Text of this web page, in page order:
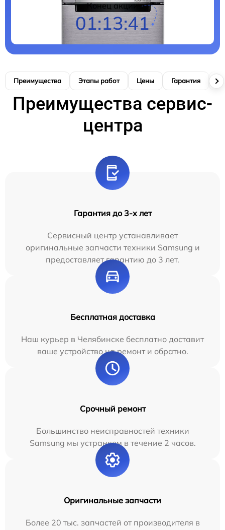
Конец акции
01:13:40
Преимущества Этапы работ Цены Гарантия
Преимущества сервис-
центра
Гарантия до 3-х лет
Сервисный центр устанавливает
оригинальные запчасти техники Samsung и
предоставляет гарантию до 3 лет.
Бесплатная доставка
Наш курьер в Челябинске бесплатно доставит
ваше устройство на ремонт и обратно.
Срочный ремонт
Большинство неисправностей техники
Samsung мы устраняем в течение 2 часов.
Оригинальные запчасти
Более 20 тыс. запчастей от производителя в